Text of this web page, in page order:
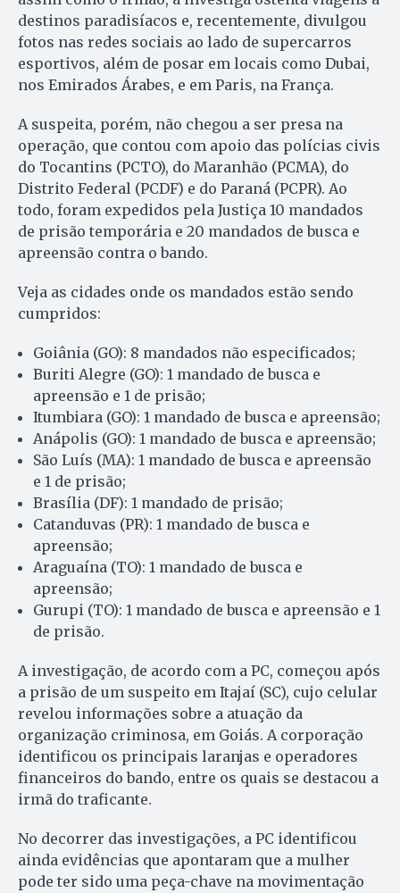
destinos paradisíacos e, recentemente, divulgou
fotos nas redes sociais ao lado de supercarros
esportivos, além de posar em locais como Dubai,
nos Emirados Árabes, e em Paris, na França.
A suspeita, porém, não chegou a ser presa na
operação, que contou com apoio das polícias civis
do Tocantins (PCTO), do Maranhão (PCMA), do
Distrito Federal (PCDF) e do Paraná (PCPR). Ao
todo, foram expedidos pela Justiça 10 mandados
de prisão temporária e 20 mandados de busca e
apreensão contra o bando.
Veja as cidades onde os mandados estão sendo
cumpridos:
Goiânia (GO): 8 mandados não especificados;
Buriti Alegre (GO): 1 mandado de busca e
apreensão e 1 de prisão;
Itumbiara (GO): 1 mandado de busca e apreensão;
Anápolis (GO): 1 mandado de busca e apreensão;
São Luís (MA): 1 mandado de busca e apreensão
e 1 de prisão;
Brasília (DF): 1 mandado de prisão;
Catanduvas (PR): 1 mandado de busca e
apreensão;
Araguaína (TO): 1 mandado de busca e
apreensão;
Gurupi (TO): 1 mandado de busca e apreensão e 1
de prisão.
A investigação, de acordo com a PC, começou após
a prisão de um suspeito em Itajaí (SC), cujo celular
revelou informações sobre a atuação da
organização criminosa, em Goiás. A corporação
identificou os principais laranjas e operadores
financeiros do bando, entre os quais se destacou a
irmã do traficante.
No decorrer das investigações, a PC identificou
ainda evidências que apontaram que a mulher
pode ter sido uma peça-chave na movimentação